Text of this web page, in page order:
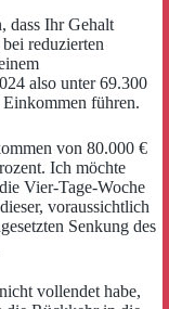
dass Ihr Gehalt
reduzierten
also unter 69.300
führen.
von 80.000 €
Ich möchte
Vier-Tage-Woche
voraussichtlich
Senkung des
vollendet habe,